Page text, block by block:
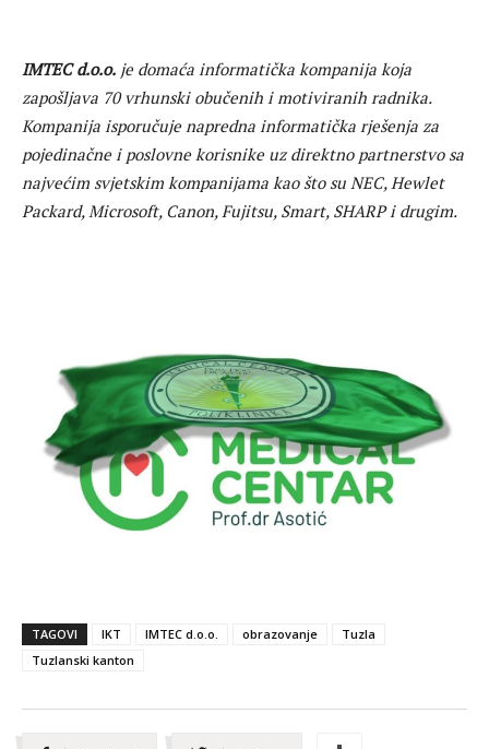
IMTEC d.o.o. je domaća informatička kompanija koja
zapošljava 70 vrhunski obučenih i motiviranih radnika.
Kompanija isporučuje napredna informatička rješenja za
pojedinačne i poslovne korisnike uz direktno partnerstvo sa
najvećim svjetskim kompanijama kao što su NEC, Hewlet
Packard, Microsoft, Canon, Fujitsu, Smart, SHARP i drugim.
TAGOVI IKT IMTEC d.o.o. obrazovanje
Tuzla
Tuzlanski kanton